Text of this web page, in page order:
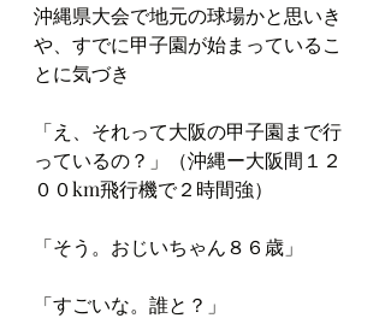
沖縄県大会で地元の球場かと思いき
や、すでに甲子園が始まっているこ
とに気づき
「え、それって大阪の甲子園まで行
っているの？」（沖縄ー大阪間１２
００km飛行機で２時間強）
「そう。おじいちゃん８６歳」
「すごいな。誰と？」